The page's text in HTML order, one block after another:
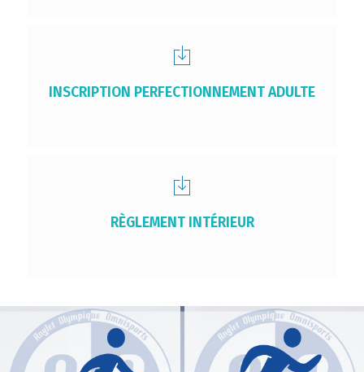
INSCRIPTION PERFECTIONNEMENT ADULTE
RÈGLEMENT INTÉRIEUR